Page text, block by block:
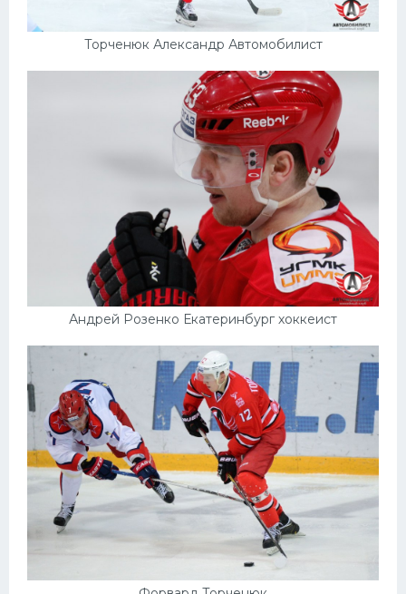
Торченюк Александр Автомобилист
Андрей Розенко Екатеринбург хоккеист